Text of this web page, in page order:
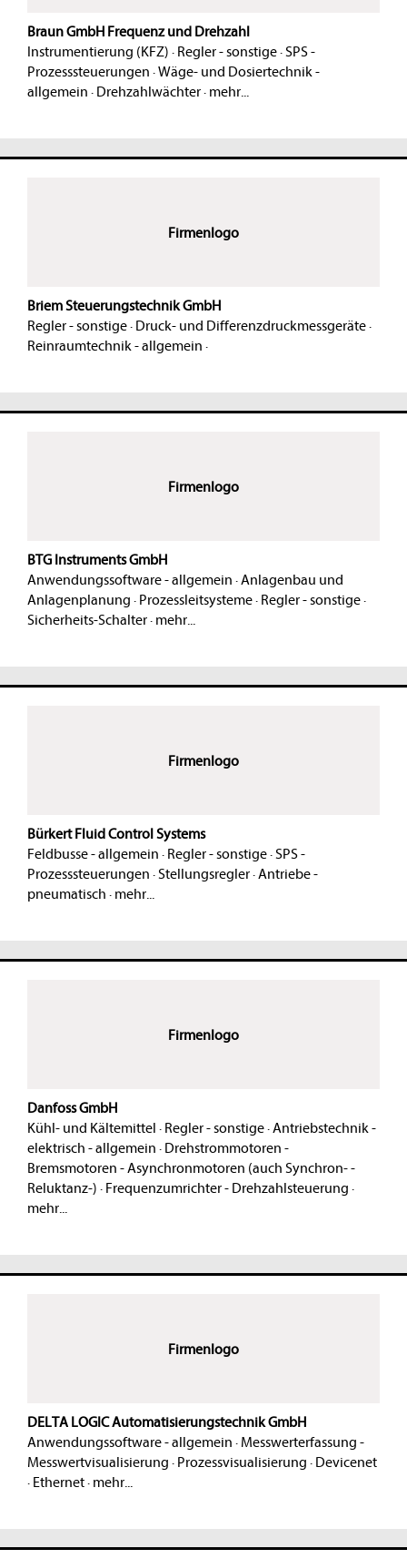
Braun GmbH Frequenz und Drehzahl
Instrumentierung (KFZ) · Regler - sonstige· SPS -
Prozesssteuerungen ·Wäge- und Dosiertechnik -
allgemein · Drehzahlwächter· mehr...
Firmenlogo
Briem Steuerungstechnik GmbH
Regler - sonstige· Druck- und Differenzdruckmessgeräte·
Reinraumtechnik - allgemein ·
Firmenlogo
BTG Instruments GmbH
Anwendungssoftware - allgemein ·Anlagenbau und
Anlagenplanung · Prozessleitsysteme· Regler - sonstige·
Sicherheits-Schalter· mehr...
Firmenlogo
Bürkert Fluid Control Systems
Feldbusse - allgemein · Regler - sonstige· SPS -
Prozesssteuerungen · Stellungsregler·Antriebe -
pneumatisch · mehr...
Firmenlogo
Danfoss GmbH
Kühl- und Kältemittel · Regler - sonstige·Antriebstechnik -
elektrisch - allgemein · Drehstrommotoren -
Bremsmotoren - Asynchronmotoren (auch Synchron- -
Reluktanz-) · Frequenzumrichter - Drehzahlsteuerung ·
mehr...
Firmenlogo
DELTA LOGIC Automatisierungstechnik GmbH
Anwendungssoftware - allgemein · Messwerterfassung -
Messwertvisualisierung · Prozessvisualisierung · Devicenet
· Ethernet· mehr...